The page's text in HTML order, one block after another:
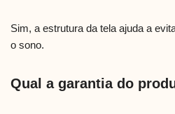
Sim, a estrutura da tela ajuda a
o sono.
Qual a garantia do